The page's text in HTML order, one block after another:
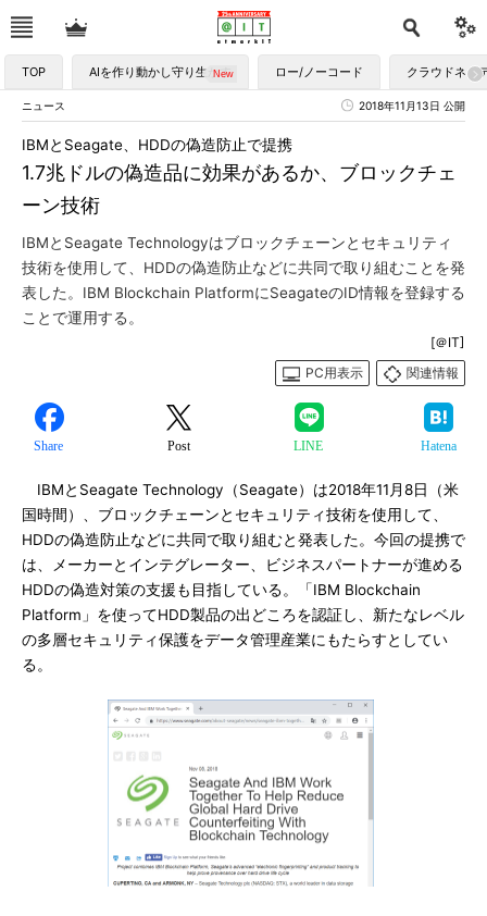
TOP AIを作り動かし守り生かす ロー/ノーコード クラウドネイ
ニュース 2018年11月13日 公開
1.7兆ドルの偽造品に効果があるか、ブロックチェ
ーン技術
IBMとSeagate、HDDの偽造防止で提携
IBMとSeagate Technologyはブロックチェーンとセキュリティ
技術を使用して、HDDの偽造防止などに共同で取り組むことを発
表した。IBM Blockchain PlatformにSeagateのID情報を登録する
ことで運用する。
[＠IT]
PC用表示
関連情報
Share Post LINE Hatena
IBMとSeagate Technology（Seagate）は2018年11月8日（米
国時間）、ブロックチェーンとセキュリティ技術を使用して、
HDDの偽造防止などに共同で取り組むと発表した。今回の提携で
は、メーカーとインテグレーター、ビジネスパートナーが進める
HDDの偽造対策の支援も目指している。「IBM Blockchain
Platform」を使ってHDD製品の出どころを認証し、新たなレベル
の多層セキュリティ保護をデータ管理産業にもたらすとしてい
る。